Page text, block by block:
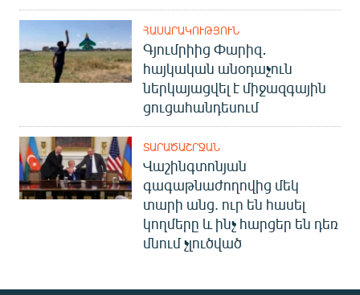
ՀԱՍԱՐԱԿՈՒԹՅՈՒՆ
Գյումրիից Փարիզ․
հայկական անօդաչուն
ներկայացվել է միջազգային
ցուցահանդեսում
ՏԱՐԱԾԱՇՐՋԱՆ
Վաշինգտոնյան
գագաթնաժողովից մեկ
տարի անց. ուր են հասել
կողմերը և ինչ հարցեր են դեռ
մնում չլուծված